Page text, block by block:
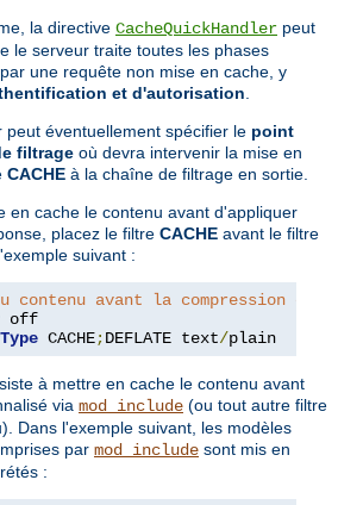
la directive CacheQuickHandler peut
le serveur traite toutes les phases
une requête non mise en cache, y
et d'autorisation
éventuellement spécifier le point
filtrage où devra intervenir la mise en
CACHE à la chaîne de filtrage en sortie.
en cache le contenu avant d'appliquer
placez le filtre CACHE avant le filtre
suivant :
contenu avant la compression
CACHE;DEFLATE text/plain
à mettre en cache le contenu avant
via mod_include (ou tout autre filtre
Dans l'exemple suivant, les modèles
par mod_include sont mis en
: